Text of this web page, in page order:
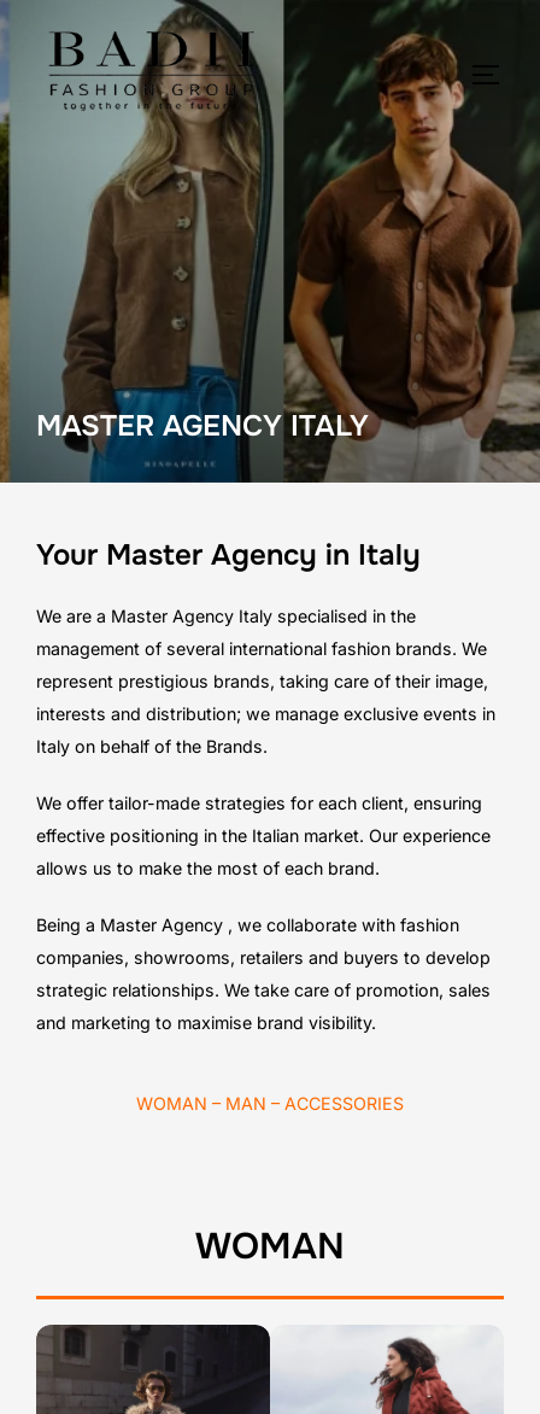
Skip
content
MASTER AGENCY ITALY
Your Master Agency in Italy
We are a Master Agency Italy specialised in the
management of several international fashion brands. We
represent prestigious brands, taking care of their image,
interests and distribution; we manage exclusive events in
Italy on behalf of the Brands.
We offer tailor-made strategies for each client, ensuring
effective positioning in the Italian market. Our experience
allows us to make the most of each brand.
Being a Master Agency , we collaborate with fashion
companies, showrooms, retailers and buyers to develop
strategic relationships. We take care of promotion, sales
and marketing to maximise brand visibility.
WOMAN – MAN –ACCESSORIES
WOMAN